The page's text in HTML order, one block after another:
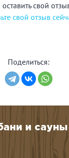
свой
свой отзыв
Поделиться:
и сауны